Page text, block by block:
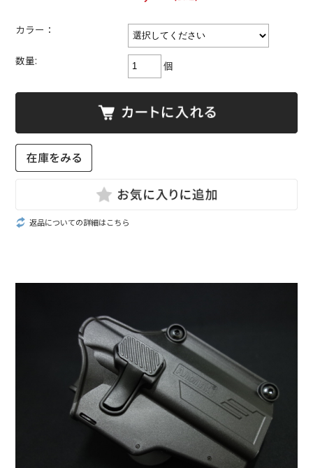
カラー：
数量: 個
返品についての詳細はこちら